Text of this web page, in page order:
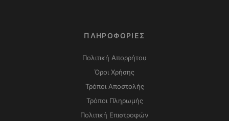
ΠΛΗΡΟΦΟΡΙΕΣ
Πολιτική Απορρήτου
Όροι Χρήσης
Τρόποι Αποστολής
Τρόποι Πληρωμής
Πολιτική Επιστροφών